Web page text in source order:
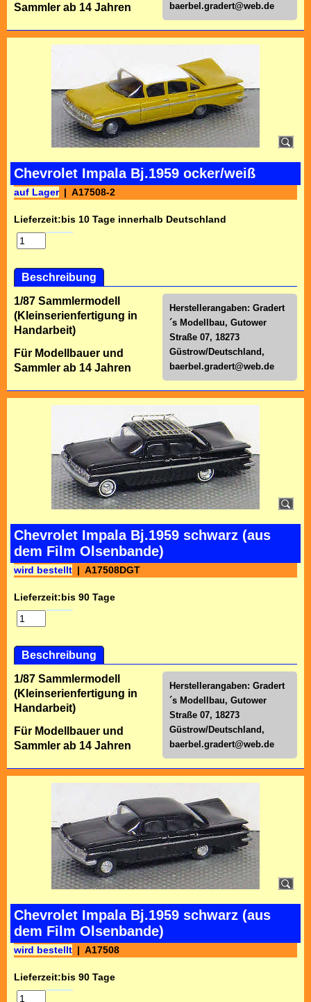
baerbel.gradert@web.de
Sammler ab 14 Jahren
Chevrolet Impala Bj.1959 ocker/weiß
auf Lager A17508-2
Lieferzeit:bis 10 Tage innerhalb Deutschland
Beschreibung
Herstellerangaben: Gradert
´s Modellbau, Gutower
Straße 07, 18273
Güstrow/Deutschland,
baerbel.gradert@web.de
1/87 Sammlermodell
(Kleinserienfertigung in
Handarbeit)
Für Modellbauer und
Sammler ab 14 Jahren
Chevrolet Impala Bj.1959 schwarz (aus
dem Film Olsenbande)
wird bestellt A17508DGT
Lieferzeit:bis 90 Tage
Beschreibung
Herstellerangaben: Gradert
´s Modellbau, Gutower
Straße 07, 18273
Güstrow/Deutschland,
baerbel.gradert@web.de
1/87 Sammlermodell
(Kleinserienfertigung in
Handarbeit)
Für Modellbauer und
Sammler ab 14 Jahren
Chevrolet Impala Bj.1959 schwarz (aus
dem Film Olsenbande)
wird bestellt A17508
Lieferzeit:bis 90 Tage